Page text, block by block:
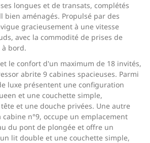
longues et de transats, complétés
aménagés. Propulsé par des
gracieusement à une vitesse
avec la commodité de prises de
à bord.
le confort d'un maximum de 18 invités,
abrite 9 cabines spacieuses. Parmi
luxe présentent une configuration
et une couchette simple,
et une douche privées. Une autre
n°9, occupe un emplacement
du pont de plongée et offre un
lit double et une couchette simple,